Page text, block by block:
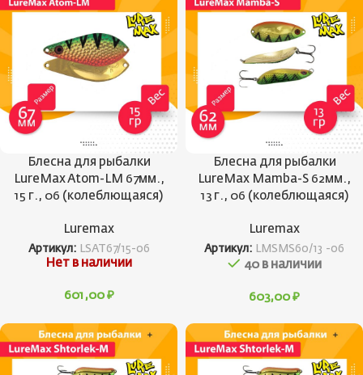
Блесна для рыбалки
LureMax Atom-LM 67мм.,
15 г., 06 (колеблющаяся)
Luremax
Артикул: LSAT67/15-06
Нет в наличии
601,00 ₽
Блесна для рыбалки
LureMax Mamba-S 62мм.,
13 г., 06 (колеблющаяся)
Luremax
Артикул: LMSMS60/13 -06
40 в наличии
603,00 ₽